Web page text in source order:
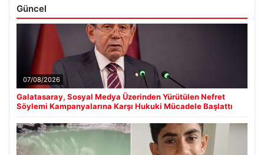
Güncel
07/08/2026
Galatasaray, Sosyal Medya Üzerinden Yürütülen Nefret
Söylemi Kampanyalarına Karşı Hukuki Mücadele Başlattı